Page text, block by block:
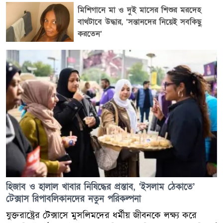
পান। অ্যাপার্টমেন্টের দরজাও খোলা ছিল এবং ছেলে যে বাইরে
চলে গেছে, সে বিষয়ে মা অবগত ছিলেন না। পরে
মারফ্রিসবোরো পুলিশ শিশুটির দায়িত্ব নেয়। পুলিশ জানায়, মা
বলেছেন—এটাই প্রথমবার তার সন্তান কোনো প্রাপ্তবয়স্কের
তত্ত্বাবধান ছাড়া বাড়ি থেকে বেরিয়ে গিয়েছিল। সৌভাগ্যক্রমে
শিশুটি কোনো আঘাত ছাড়াই নিরাপদে ছিল এবং পরে তাকে
মায়ের কাছে ফিরিয়ে দেওয়া হয়। এ ঘটনায় এখন পর্যন্ত কোনো
ফৌজদারি মামলা করা হয়নি। তবে শিশুটির নিরাপত্তা ও ভবিষ্যৎ
কল্যাণ নিশ্চিত করতে টেনেসি ডিপার্টমেন্ট অব চিলড্রেনস
সার্ভিসেসকে বিষয়টি জানানো হয়েছে। ICE-এর কর্মকর্তারা
জানিয়েছেন, জরুরি পরিস্থিতিতে সাধারণ মানুষের নিরাপত্তা
নিশ্চিত করাও তাদের দায়িত্বের অংশ। তবে ঘটনাটি ICE-এর
নিয়মিত অভিবাসন কার্যক্রমের বাইরে একটি শিশুর নিরাপত্তা
নিশ্চিত করার ঘটনায় পরিণত হয়।
মিশিগানে মা ও দুই মাসের শিশুর মরদেহ
বাথটাবে উদ্ধার, ‘সন্তানদের নিয়েই সবকিছু
করতেন’
হিজাব ও হালাল খাবার নিষিদ্ধের প্রস্তাব, ‘ইসলাম ঠেকাতে’
টেক্সাস রিপাবলিকানদের নতুন পরিকল্পনা
যুক্তরাষ্ট্রের টেক্সাসে মুসলিমদের ধর্মীয় জীবনকে লক্ষ্য করে